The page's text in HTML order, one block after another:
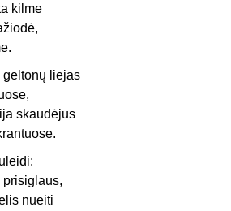
kilme
geltonų liejas
skaudėjus
nueiti